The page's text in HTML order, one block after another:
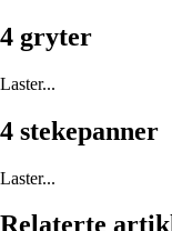
4 gryter
Laster...
4 stekepanner
Laster...
Relaterte